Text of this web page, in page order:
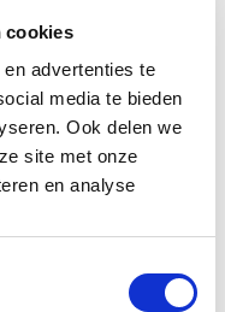
cookies
advertenties te
media te bieden
Ook delen we
site met onze
en analyse
Start wo 30 sep
10 sep